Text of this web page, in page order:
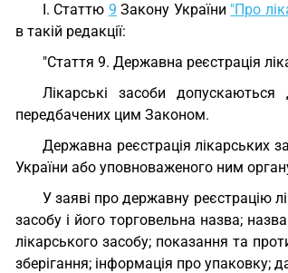
I. Статтю 9 Закону України "Про
в такій редакції:
"Стаття 9. Державна реєстрація
Лікарські засоби допускаються
передбачених цим Законом.
Державна реєстрація лікарських
України або уповноваженого ним
У заяві про державну реєстрацію
засобу і його торговельна назва;
лікарського засобу; показання та
зберігання; інформація про упаковку;